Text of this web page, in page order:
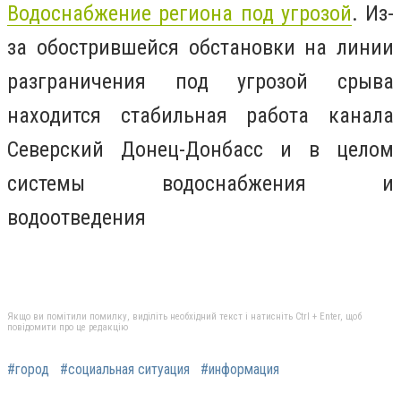
Водоснабжение региона под угрозой. Из-
за обострившейся обстановки на линии
разграничения под угрозой срыва
находится стабильная работа канала
Северский Донец-Донбасс и в целом
системы водоснабжения и
водоотведения
Якщо ви помітили помилку, виділіть необхідний текст і натисніть Ctrl + Enter, щоб
повідомити про це редакцію
#город #социальная ситуация #информация